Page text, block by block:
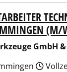
KG
(M/
GmbH